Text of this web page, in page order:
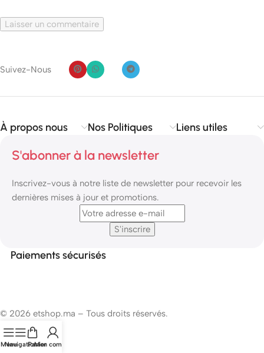
Suivez-Nous
À propos nous Nos Politiques Liens utiles
S'abonner à la newsletter
Inscrivez-vous à notre liste de newsletter pour recevoir les
dernières mises à jour et promotions.
Paiements sécurisés
© 2026 etshop.ma – Tous droits réservés.
Menu
NavigationPanier
Mon compte